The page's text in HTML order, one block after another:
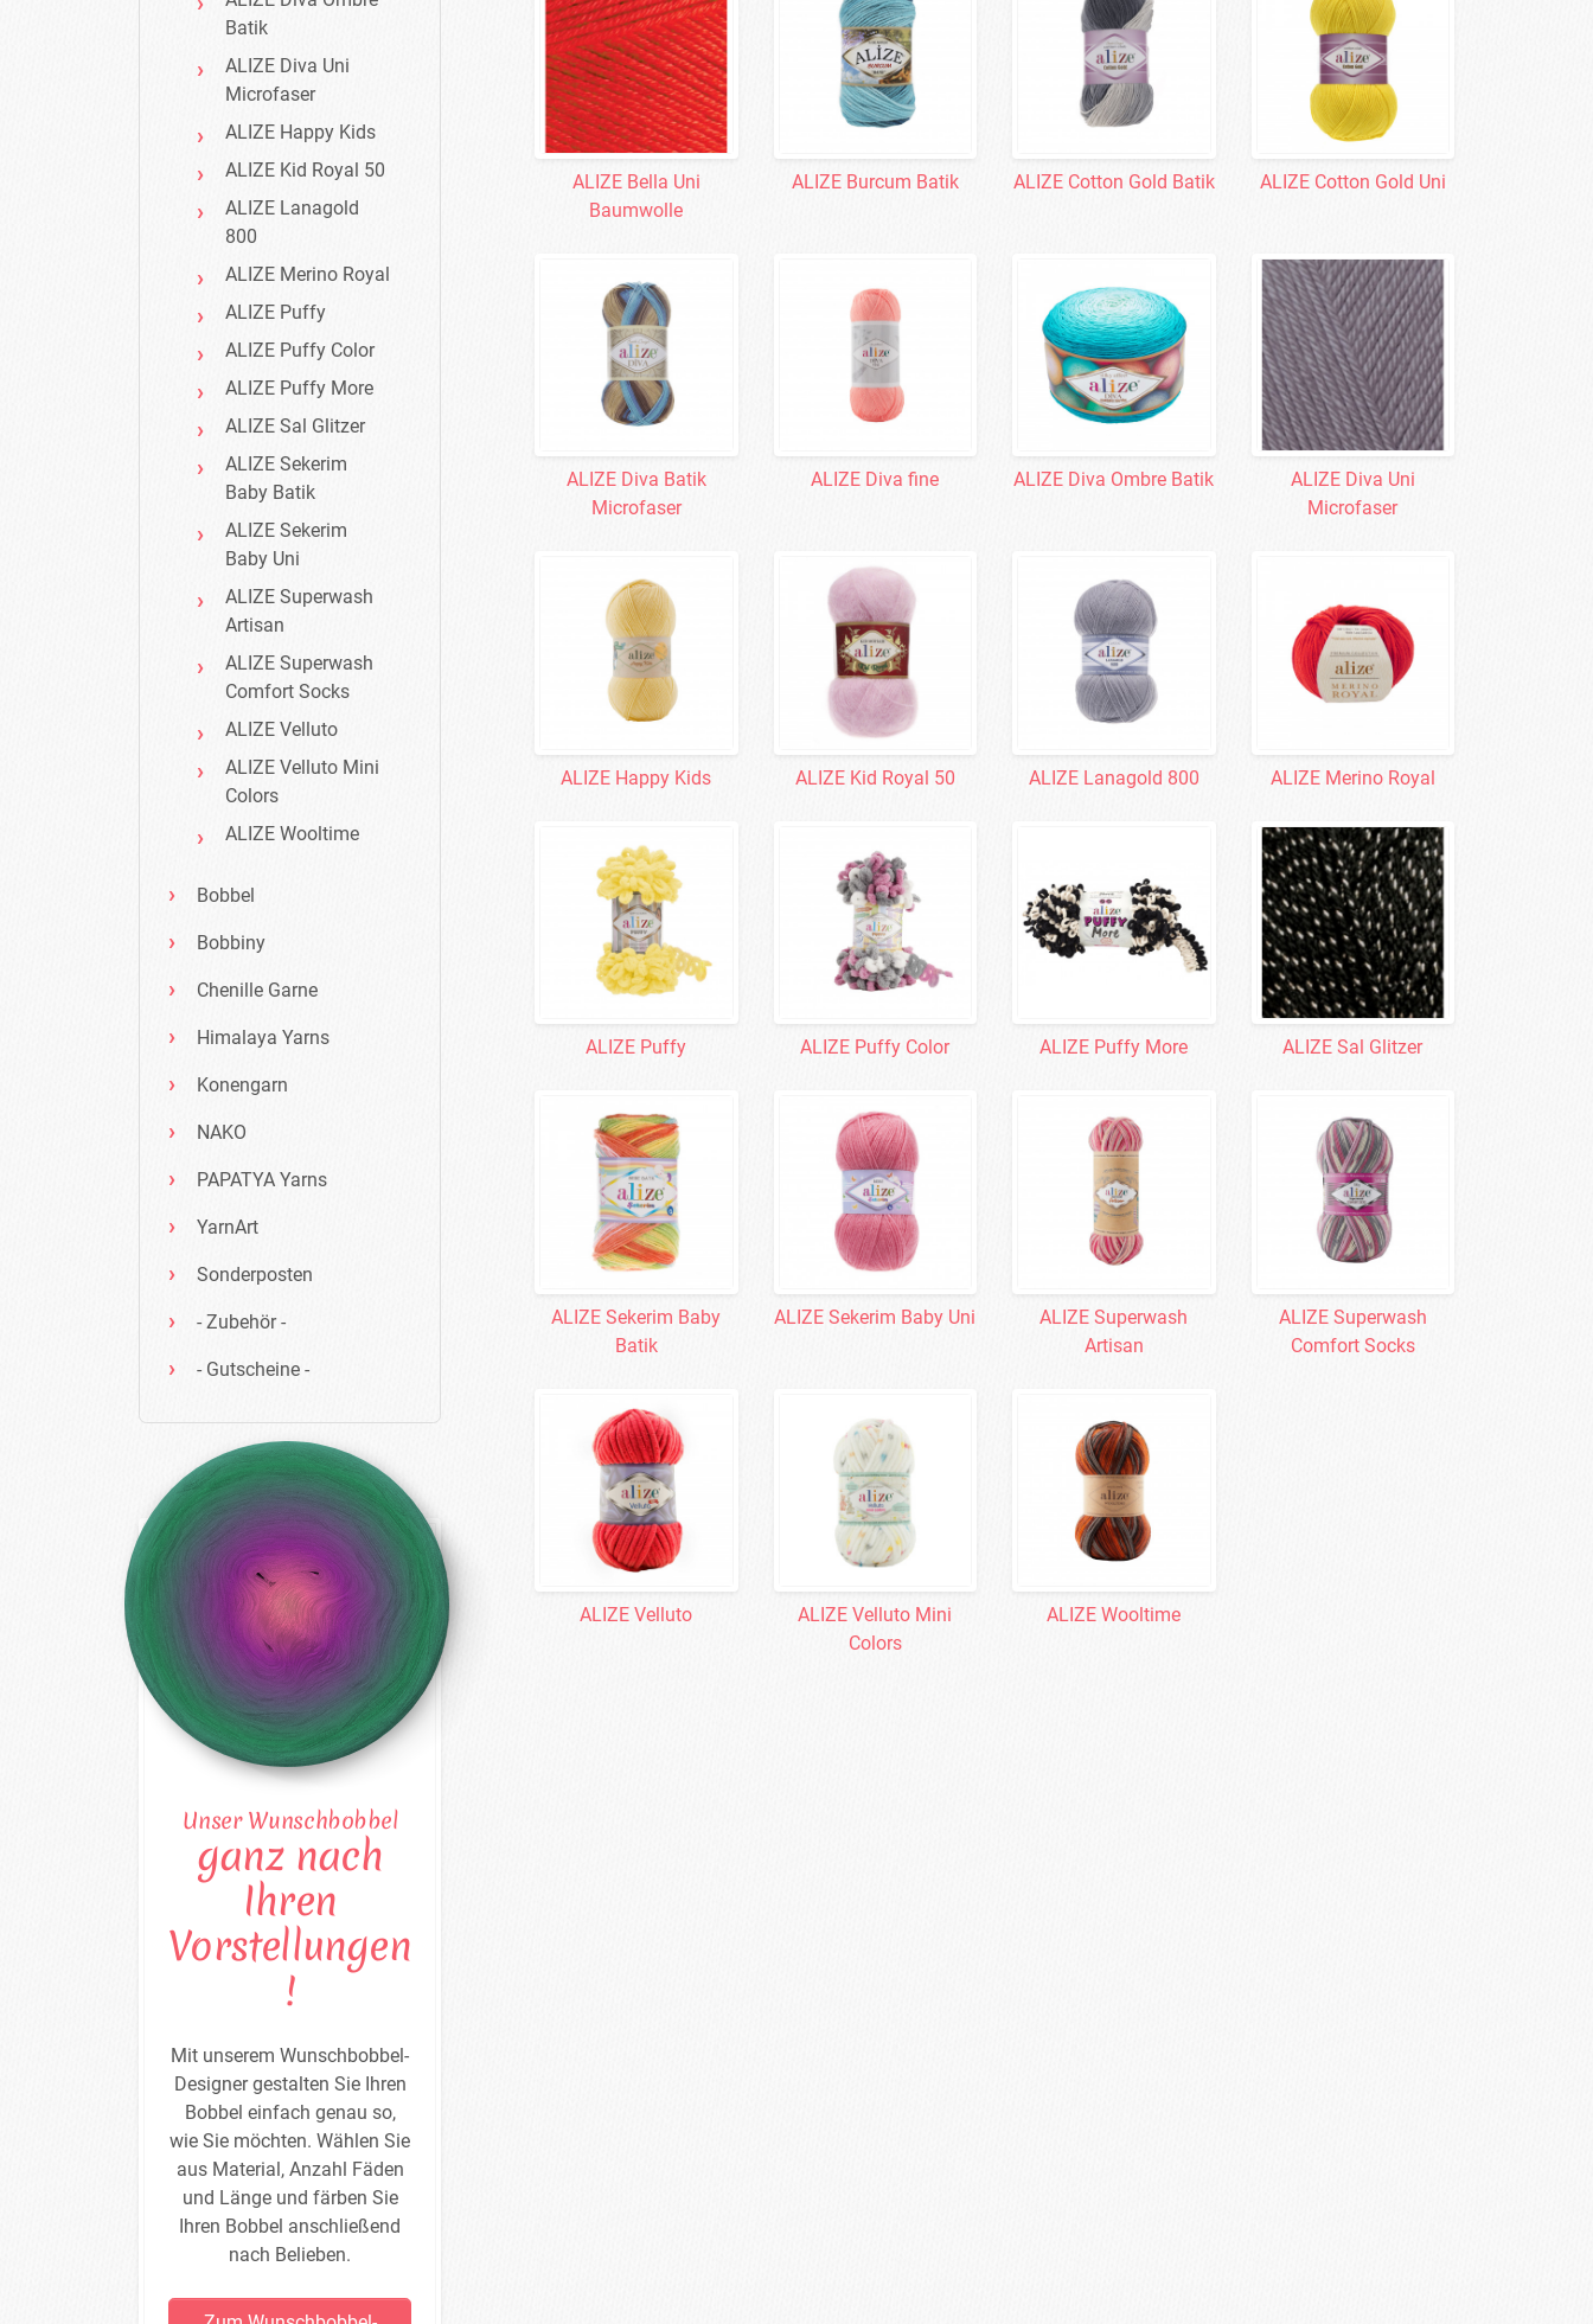
ALIZE Bella Uni
Baumwolle
ALIZE Burcum Batik ALIZE Cotton Gold Batik ALIZE Cotton Gold Uni
ALIZE Diva Batik
Microfaser
ALIZE Diva fine ALIZE Diva Ombre Batik
ALIZE Diva Uni
Microfaser
ALIZE Happy Kids ALIZE Kid Royal 50 ALIZE Lanagold 800 ALIZE Merino Royal
ALIZE Puffy ALIZE Puffy Color ALIZE Puffy More ALIZE Sal Glitzer
ALIZE Sekerim Baby
Batik
ALIZE Sekerim Baby Uni
ALIZE Superwash
Artisan
ALIZE Superwash
Comfort Socks
ALIZE Velluto
ALIZE Velluto Mini
Colors
ALIZE Wooltime
Batik
ALIZE Diva Uni
Microfaser
ALIZE Happy Kids
ALIZE Kid Royal 50
ALIZE Lanagold
800
ALIZE Merino Royal
ALIZE Puffy
ALIZE Puffy Color
ALIZE Puffy More
ALIZE Sal Glitzer
ALIZE Sekerim
Baby Batik
ALIZE Sekerim
Baby Uni
ALIZE Superwash
Artisan
ALIZE Superwash
Comfort Socks
ALIZE Velluto
ALIZE Velluto Mini
Colors
ALIZE Wooltime
Bobbel
Bobbiny
Chenille Garne
Himalaya Yarns
Konengarn
NAKO
PAPATYA Yarns
YarnArt
Sonderposten
- Zubehör -
- Gutscheine -
Unser Wunschbobbel
ganz nach
Ihren
Vorstellungen
!
Mit unserem Wunschbobbel-
Designer gestalten Sie Ihren
Bobbel einfach genau so,
wie Sie möchten. Wählen Sie
aus Material, Anzahl Fäden
und Länge und färben Sie
Ihren Bobbel anschließend
nach Belieben.